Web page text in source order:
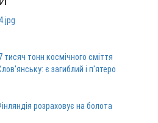
тонн космічного сміття
є загиблий і п'ятеро
розраховує на болота